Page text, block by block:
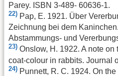
Parey. ISBN 3-489- 60636-1.
22) Pap, E. 1921. Über
Zeichnung bei dem
Abstammungs- und
23) Onslow, H. 1922. A note on
coat-colour in rabbits. Journal
24) Punnett, R. C. 1924. On the